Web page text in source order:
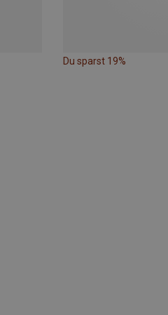
Du sparst 19%